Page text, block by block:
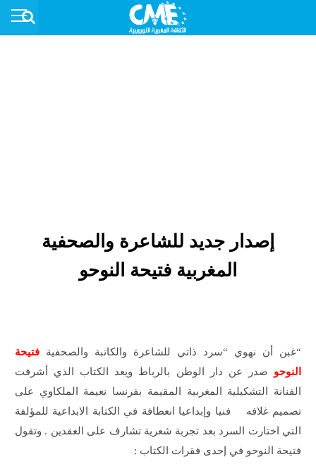
إصدار جديد للشاعرة والصحفية
المغربية فتيحة النوحو
“غبن أن نهوي “سرد ذاتي للشاعرة والكاتبة والصحفية فتيحة
النوحو
صدر عن دار الوطن بالرباط ويعد الكتاب الذي أشرفت
الفنانة التشكيلية المغربية المقيمة بفرنسا نعيمة الملكاوي على
تصميم غلافه فنيا وإبداعيا انعطافة في الكتابة الابداعية للمؤلفة
التي اختارت السرد بعد تجربة شعرية تشارف على العقدين . وتقول
فتيحة النوحو في إحدى فقرات الكتاب :